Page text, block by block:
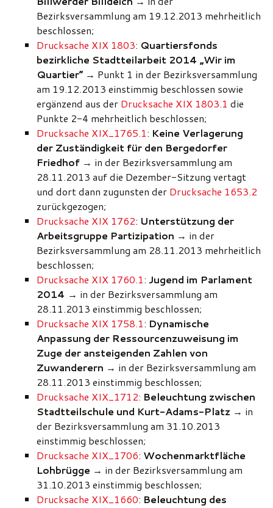
Bezirksversammlung am 19.12.2013 mehrheitlich
beschlossen;
Drucksache XIX 1803: Quartiersfonds
bezirkliche Stadtteilarbeit 2014 „Wir im
Quartier“ → Punkt 1 in der Bezirksversammlung
am 19.12.2013 einstimmig beschlossen sowie
ergänzend aus der Drucksache XIX 1803.1 die
Punkte 2-4 mehrheitlich beschlossen;
Drucksache XIX_1765.1: Keine Verlagerung
der Zuständigkeit für den Bergedorfer
Friedhof → in der Bezirksversammlung am
28.11.2013 auf die Dezember-Sitzung vertagt
und dort dann zugunsten der Drucksache 1653.2
zurückgezogen;
Drucksache XIX 1762: Unterstützung der
Arbeitsgruppe Partizipation → in der
Bezirksversammlung am 28.11.2013 mehrheitlich
beschlossen;
Drucksache XIX 1760.1: Jugend im Parlament
2014 → in der Bezirksversammlung am
28.11.2013 einstimmig beschlossen;
Drucksache XIX 1758.1: Dynamische
Anpassung der Ressourcenzuweisung im
Zuge der ansteigenden Zahlen von
Zuwanderern → in der Bezirksversammlung am
28.11.2013 einstimmig beschlossen;
Drucksache XIX_1712: Beleuchtung zwischen
Stadtteilschule und Kurt-Adams-Platz → in
der Bezirksversammlung am 31.10.2013
einstimmig beschlossen;
Drucksache XIX_1706: Wochenmarktfläche
Lohbrügge → in der Bezirksversammlung am
31.10.2013 einstimmig beschlossen;
Drucksache XIX_1660: Beleuchtung des